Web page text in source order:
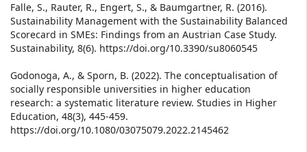
Falle, S., Rauter, R., Engert, S., & Baumgartner, R. (2016).
Sustainability Management with the Sustainability Balanced
Scorecard in SMEs: Findings from an Austrian Case Study.
Sustainability, 8(6). https://doi.org/10.3390/su8060545
Godonoga, A., & Sporn, B. (2022). The conceptualisation of
socially responsible universities in higher education
research: a systematic literature review. Studies in Higher
Education, 48(3), 445-459.
https://doi.org/10.1080/03075079.2022.2145462